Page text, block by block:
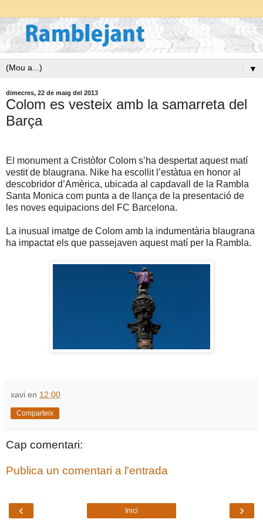
▼
dimecres, 22 de maig del 2013
Colom es vesteix amb la samarreta del
Barça
El monument a Cristòfor Colom s’ha despertat aquest matí
vestit de blaugrana. Nike ha escollit l’estàtua en honor al
descobridor d’Amèrica, ubicada al capdavall de la Rambla
Santa Monica com punta a de llança de la presentació de
les noves equipacions del FC Barcelona.
La inusual imatge de Colom amb la indumentària blaugrana
ha impactat els que passejaven aquest matí per la Rambla.
xavi en 12:00
Comparteix
Cap comentari:
Publica un comentari a l'entrada
‹ ›
Inici